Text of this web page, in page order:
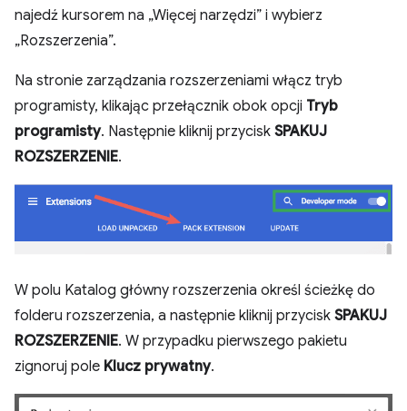
najedź kursorem na „Więcej narzędzi” i wybierz
„Rozszerzenia”.
Na stronie zarządzania rozszerzeniami włącz tryb
programisty, klikając przełącznik obok opcji Tryb
programisty. Następnie kliknij przycisk SPAKUJ
ROZSZERZENIE.
W polu Katalog główny rozszerzenia określ ścieżkę do
folderu rozszerzenia, a następnie kliknij przycisk SPAKUJ
ROZSZERZENIE. W przypadku pierwszego pakietu
zignoruj pole Klucz prywatny.